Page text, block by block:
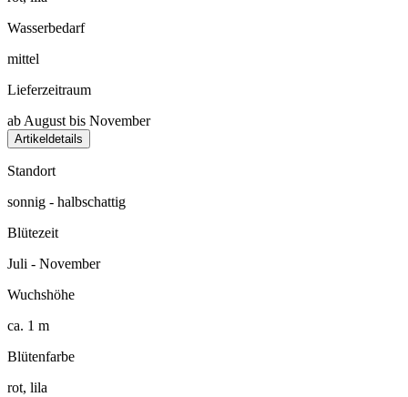
Wasserbedarf
mittel
Lieferzeitraum
ab August bis November
Artikeldetails
Standort
sonnig - halbschattig
Blütezeit
Juli - November
Wuchshöhe
ca. 1 m
Blütenfarbe
rot, lila